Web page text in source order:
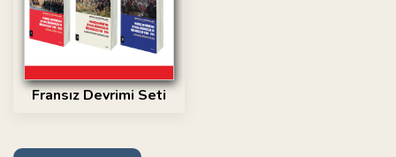
Fransız Devrimi Seti